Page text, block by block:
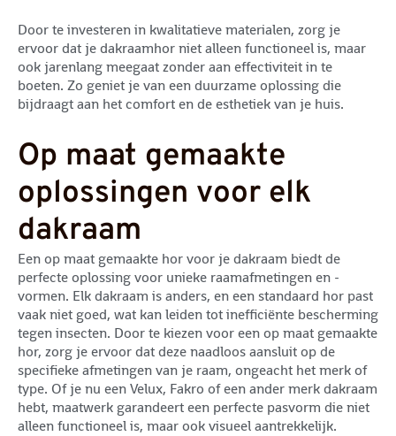
Door te investeren in kwalitatieve materialen, zorg je
ervoor dat je dakraamhor niet alleen functioneel is, maar
ook jarenlang meegaat zonder aan effectiviteit in te
boeten. Zo geniet je van een duurzame oplossing die
bijdraagt aan het comfort en de esthetiek van je huis.
Op maat gemaakte
oplossingen voor elk
dakraam
Een op maat gemaakte hor voor je dakraam biedt de
perfecte oplossing voor unieke raamafmetingen en -
vormen. Elk dakraam is anders, en een standaard hor past
vaak niet goed, wat kan leiden tot inefficiënte bescherming
tegen insecten. Door te kiezen voor een op maat gemaakte
hor, zorg je ervoor dat deze naadloos aansluit op de
specifieke afmetingen van je raam, ongeacht het merk of
type. Of je nu een Velux, Fakro of een ander merk dakraam
hebt, maatwerk garandeert een perfecte pasvorm die niet
alleen functioneel is, maar ook visueel aantrekkelijk.